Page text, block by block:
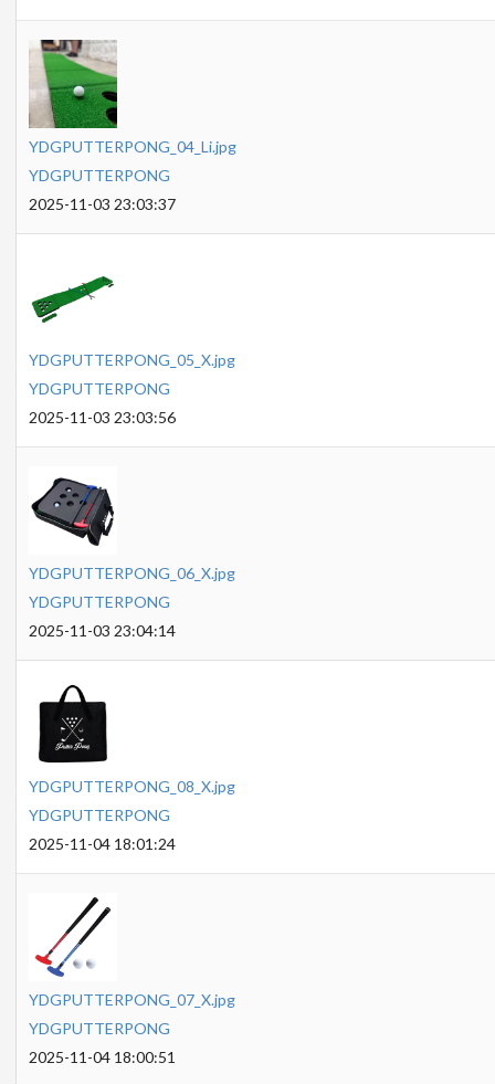
YDGPUTTERPONG_04_Li.jpg
YDGPUTTERPONG
2025-11-03 23:03:37
YDGPUTTERPONG_05_X.jpg
YDGPUTTERPONG
2025-11-03 23:03:56
YDGPUTTERPONG_06_X.jpg
YDGPUTTERPONG
2025-11-03 23:04:14
YDGPUTTERPONG_08_X.jpg
YDGPUTTERPONG
2025-11-04 18:01:24
YDGPUTTERPONG_07_X.jpg
YDGPUTTERPONG
2025-11-04 18:00:51